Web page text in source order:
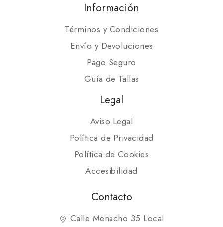
Información
Términos y Condiciones
Envío y Devoluciones
Pago Seguro
Guía de Tallas
Legal
Aviso Legal
Política de Privacidad
Política de Cookies
Accesibilidad
Contacto
Calle Menacho 35 Local